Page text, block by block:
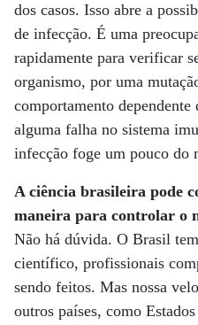
dos casos. Isso abre a
de infecção. É uma
rapidamente para verificar
organismo, por uma
comportamento
alguma falha no sistema
infecção foge um pouco do
A ciência brasileira pode
maneira para controlar o
Não há dúvida. O Brasil
científico, profissionais
sendo feitos. Mas nossa
outros países, como